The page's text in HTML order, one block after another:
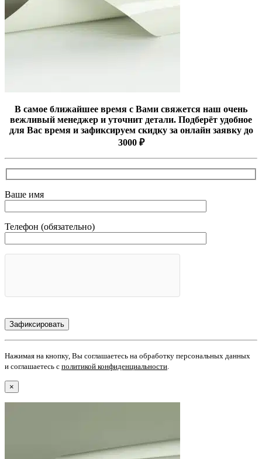
В самое ближайшее время с Вами свяжется наш очень
вежливый менеджер и уточнит детали. Подберёт удобное
для Вас время и зафиксируем скидку за онлайн заявку до
3000 ₽
Ваше имя
Телефон (обязательно)
Нажимая на кнопку, Вы соглашаетесь на обработку персональных данных
и соглашаетесь с политикой конфиденциальности
×